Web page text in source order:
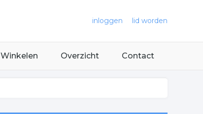
inloggen lid worden
Winkelen Overzicht Contact